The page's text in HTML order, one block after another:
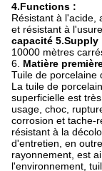
4.Functions :
Résistant à l'acide,
et résistant à l'usure
capacité 5.Supply
10000 mètres
6. Matière
Tuile de porcelaine
La tuile de
superficielle est
usage, choc,
corrosion et tache-
résistant à la
d'entretien, en
rayonnement, est
l'environnement,